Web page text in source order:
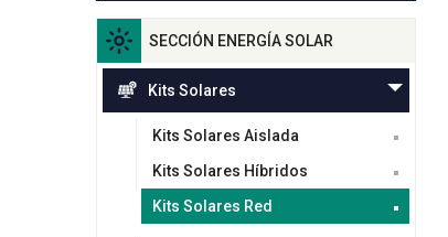
SECCIÓN ENERGÍA SOLAR
Kits Solares
Kits Solares Aislada
Kits Solares Híbridos
Kits Solares Red